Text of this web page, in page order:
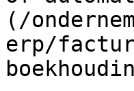
(/
erp/